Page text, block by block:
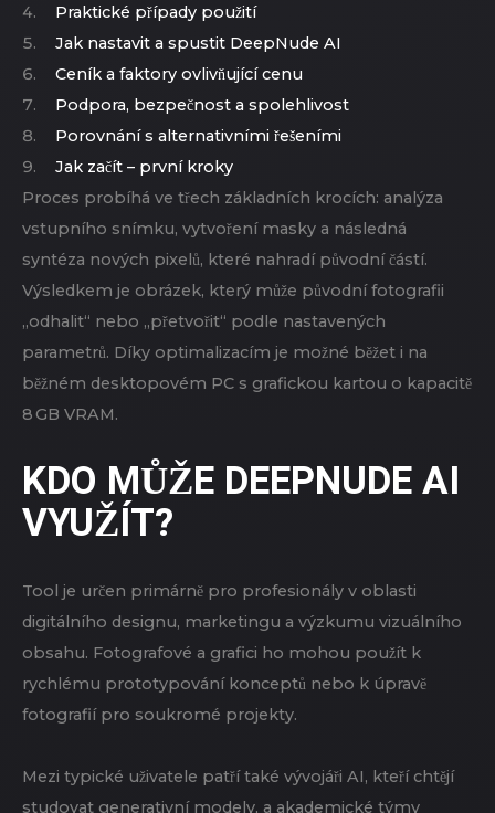
Praktické případy použití
Jak nastavit a spustit DeepNude AI
Ceník a faktory ovlivňující cenu
Podpora, bezpečnost a spolehlivost
Porovnání s alternativními řešeními
Jak začít – první kroky
Proces probíhá ve třech základních krocích: analýza
vstupního snímku, vytvoření masky a následná
syntéza nových pixelů, které nahradí původní částí.
Výsledkem je obrázek, který může původní fotografii
„odhalit“ nebo „přetvořit“ podle nastavených
parametrů. Díky optimalizacím je možné běžet i na
běžném desktopovém PC s grafickou kartou o kapacitě
8 GB VRAM.
KDO MŮŽE DEEPNUDE AI
VYUŽÍT?
Tool je určen primárně pro profesionály v oblasti
digitálního designu, marketingu a výzkumu vizuálního
obsahu. Fotografové a grafici ho mohou použít k
rychlému prototypování konceptů nebo k úpravě
fotografií pro soukromé projekty.
Mezi typické uživatele patří také vývojáři AI, kteří chtějí
studovat generativní modely, a akademické týmy